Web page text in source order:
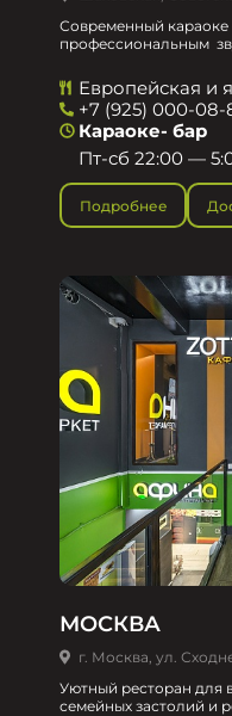
Современный караоке
профессиональным
Европейская и
+7 (925) 000-08-
Караоке- бар
Пт-сб 22:00 —
Подробнее
МОСКВА
г. Москва, ул.
Уютный ресторан для
семейных застолий и